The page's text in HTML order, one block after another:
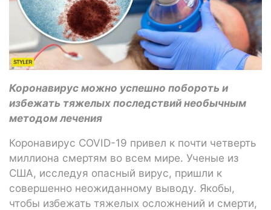
Коронавирус можно успешно побороть и
избежать тяжелых последствий необычным
методом лечения
Коронавирус COVID-19 привел к почти четверть
миллиона смертям во всем мире. Ученые из
США, исследуя опасный вирус, пришли к
совершенно неожиданному выводу. Якобы,
чтобы избежать тяжелых осложнений и смерти,